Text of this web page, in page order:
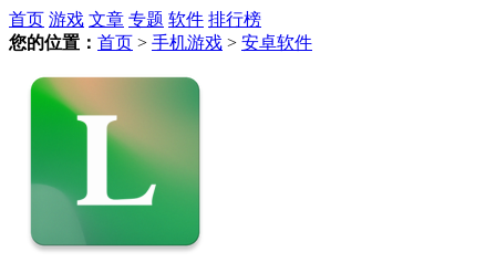
首页 游戏 文章 专题 软件 排行榜
您的位置： 首页 > 手机游戏 > 安卓软件